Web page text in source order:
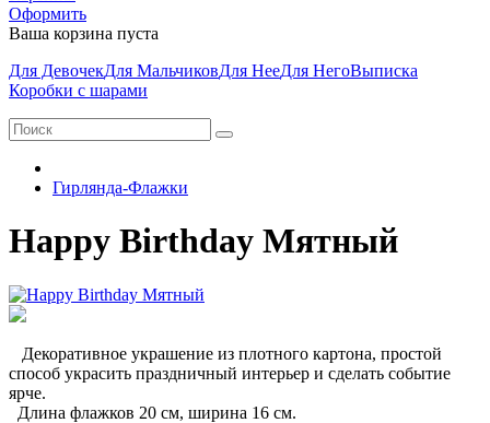
Оформить
Ваша корзина пуста
Для ДевочекДля МальчиковДля НееДля НегоВыписка
Коробки с шарами
Гирлянда-Флажки
Happy Birthday Мятный
Декоративное украшение из плотного картона, простой
способ украсить праздничный интерьер и сделать событие
ярче.
Длина флажков 20 см, ширина 16 см.